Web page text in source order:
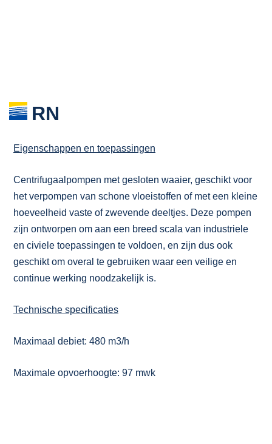
RN
Eigenschappen en toepassingen
Centrifugaalpompen met gesloten waaier, geschikt voor
het verpompen van schone vloeistoffen of met een kleine
hoeveelheid vaste of zwevende deeltjes. Deze pompen
zijn ontworpen om aan een breed scala van industriele
en civiele toepassingen te voldoen, en zijn dus ook
geschikt om overal te gebruiken waar een veilige en
continue werking noodzakelijk is.
Technische specificaties
Maximaal debiet: 480 m3/h
Maximale opvoerhoogte: 97 mwk